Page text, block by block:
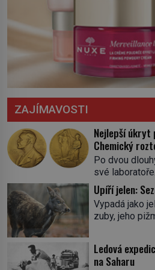
ZAJÍMAVOSTI
Nejlepší úkryt
Chemický
Po dvou
své
aby pak
všemožné
tekutinu,
se mu uleví.
skrývá směs s
královská.
Upíří jelen:
Vypadá jako
zuby, jeho
jediného
pižmového. V
Ledová
na Saharu